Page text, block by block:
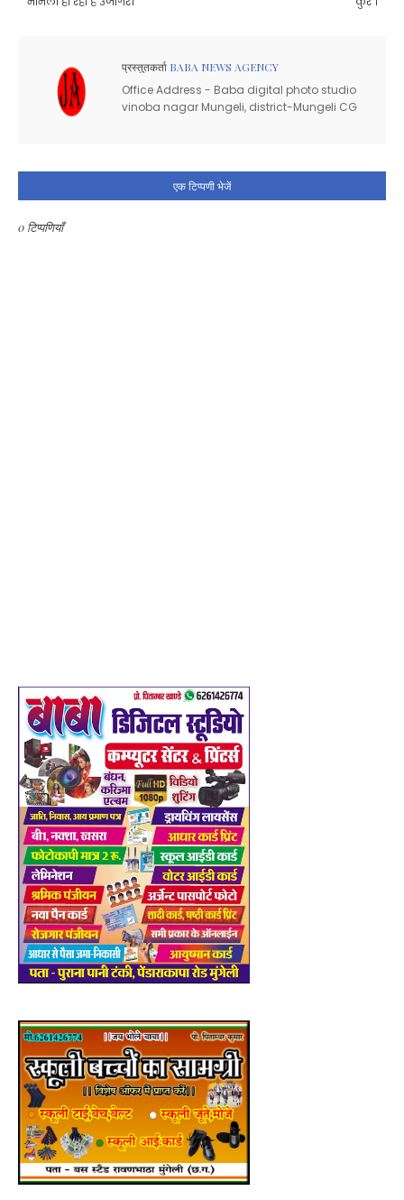
प्रस्तुतकर्ता BABA NEWS AGENCY
Office Address - Baba digital photo studio
vinoba nagar Mungeli, district-Mungeli CG
एक टिप्पणी भेजें
0 टिप्पणियाँ